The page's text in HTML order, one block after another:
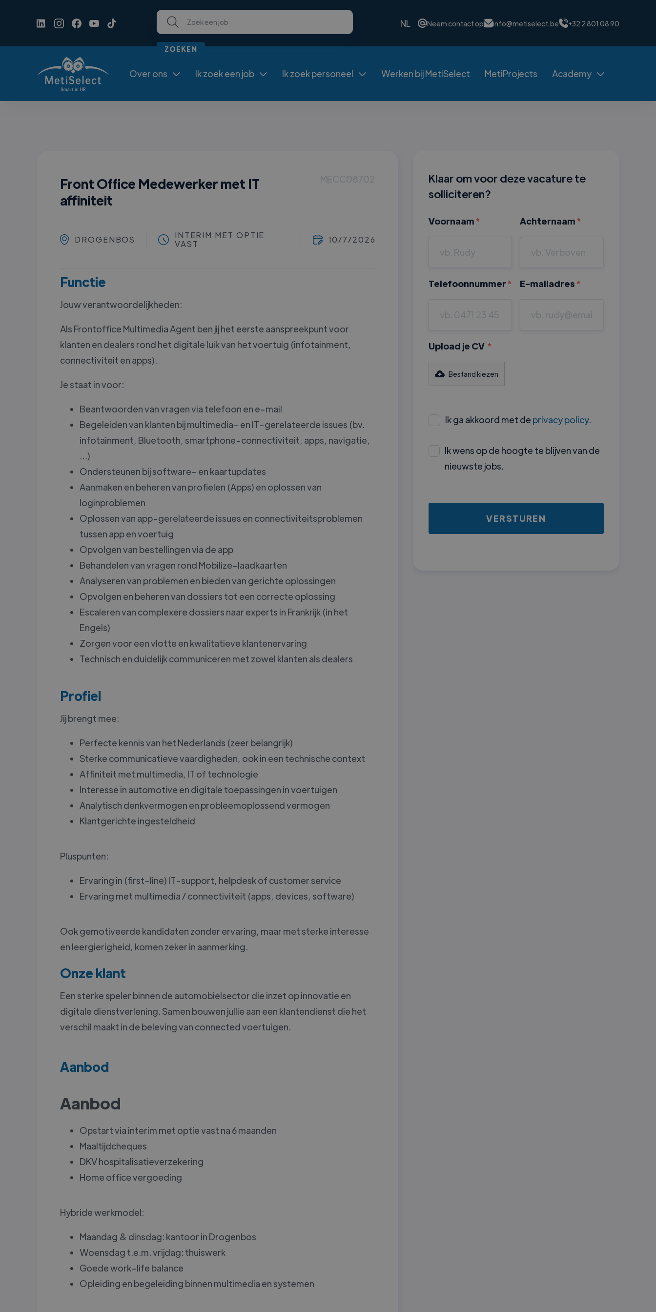
NL Neem contact op info@metiselect.be +32 2 801 08 90
Over ons  Ik zoek een job  Ik zoek personeel  Werken bij MetiSelect MetiProjects Academy 
Front Office Medewerker met IT
affiniteit
MECC08702
DROGENBOS
INTERIM MET OPTIE
VAST
10/7/2026
Functie
Jouw verantwoordelijkheden:
Als Frontoffice Multimedia Agent ben jij het eerste aanspreekpunt voor
klanten en dealers rond het digitale luik van het voertuig (infotainment,
connectiviteit en apps).
Je staat in voor:
Beantwoorden van vragen via telefoon en e-mail
Begeleiden van klanten bij multimedia- en IT-gerelateerde issues (bv.
infotainment, Bluetooth, smartphone-connectiviteit, apps, navigatie,
…)
Ondersteunen bij software- en kaartupdates
Aanmaken en beheren van profielen (Apps) en oplossen van
loginproblemen
Oplossen van app-gerelateerde issues en connectiviteitsproblemen
tussen app en voertuig
Opvolgen van bestellingen via de app
Behandelen van vragen rond Mobilize-laadkaarten
Analyseren van problemen en bieden van gerichte oplossingen
Opvolgen en beheren van dossiers tot een correcte oplossing
Escaleren van complexere dossiers naar experts in Frankrijk (in het
Engels)
Zorgen voor een vlotte en kwalitatieve klantenervaring
Technisch en duidelijk communiceren met zowel klanten als dealers
Profiel
Jij brengt mee:
Perfecte kennis van het Nederlands (zeer belangrijk)
Sterke communicatieve vaardigheden, ook in een technische context
Affiniteit met multimedia, IT of technologie
Interesse in automotive en digitale toepassingen in voertuigen
Analytisch denkvermogen en probleemoplossend vermogen
Klantgerichte ingesteldheid
Pluspunten:
Ervaring in (first-line) IT-support, helpdesk of customer service
Ervaring met multimedia / connectiviteit (apps, devices, software)
Ook gemotiveerde kandidaten zonder ervaring, maar met sterke interesse
en leergierigheid, komen zeker in aanmerking.
Onze klant
Een sterke speler binnen de automobielsector die inzet op innovatie en
digitale dienstverlening. Samen bouwen jullie aan een klantendienst die het
verschil maakt in de beleving van connected voertuigen.
Aanbod
Aanbod
Opstart via interim met optie vast na 6 maanden
Maaltijdcheques
DKV hospitalisatieverzekering
Home office vergoeding
Hybride werkmodel:
Maandag & dinsdag: kantoor in Drogenbos
Woensdag t.e.m. vrijdag: thuiswerk
Goede work-life balance
Opleiding en begeleiding binnen multimedia en systemen
Klaar om voor deze vacature te
solliciteren?
Voornaam * Achternaam *
Telefoonnummer * E-mailadres *
Upload je CV *
Bestand kiezen
Ik ga akkoord met de privacy policy.
Ik wens op de hoogte te blijven van de
nieuwste jobs.